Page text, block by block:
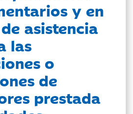
y en
asistencia
las
o
de
prestada